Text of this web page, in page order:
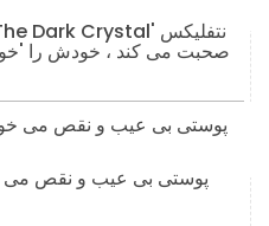
صحبت می کند ، خودش را